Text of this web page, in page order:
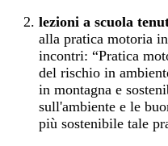
lezioni a scuola
alla pratica motoria
incontri: “Pratica
del rischio in
in montagna e
sull'ambiente e le
più sostenibile tale